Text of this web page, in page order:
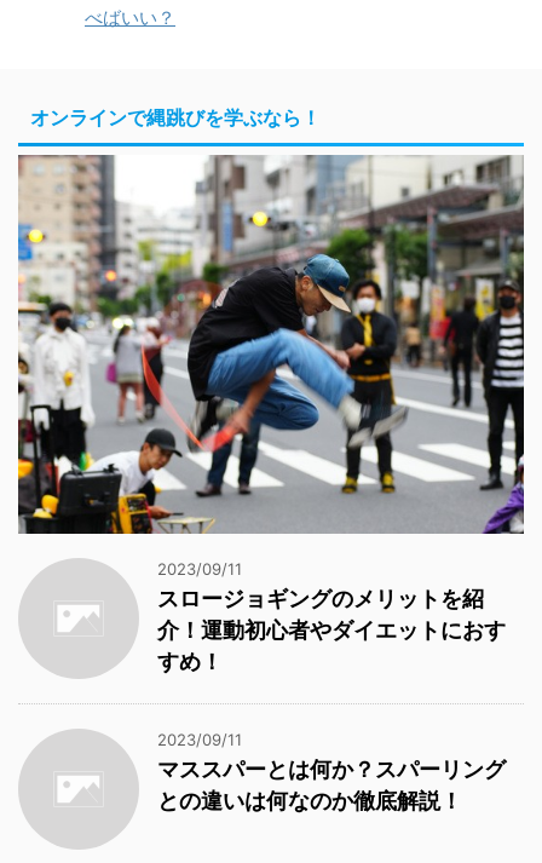
べばいい？
オンラインで縄跳びを学ぶなら！
2023/09/11
スロージョギングのメリットを紹
介！運動初心者やダイエットにおす
すめ！
2023/09/11
マススパーとは何か？スパーリング
との違いは何なのか徹底解説！